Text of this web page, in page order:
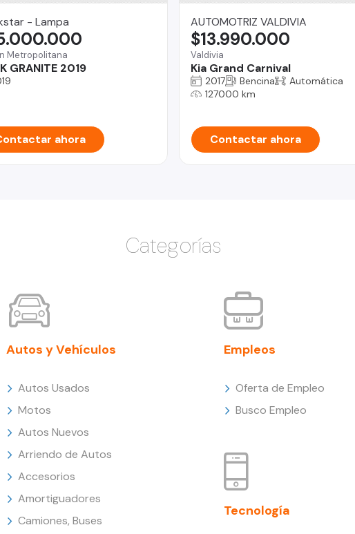
- Lampa
Metropolitana
GRANITE 2019
ahora
AUTOMOTRIZ VALDIVIA
Valdivia
Kia Grand Carnival
$13.990.000
2017 Bencina
Automática
127000 km
Contactar ahora
Categorías
Autos y Vehículos
Autos Usados
Motos
Autos Nuevos
Arriendo de Autos
Accesorios
Amortiguadores
Camiones, Buses
Empleos
Oferta de Empleo
Busco Empleo
Tecnología